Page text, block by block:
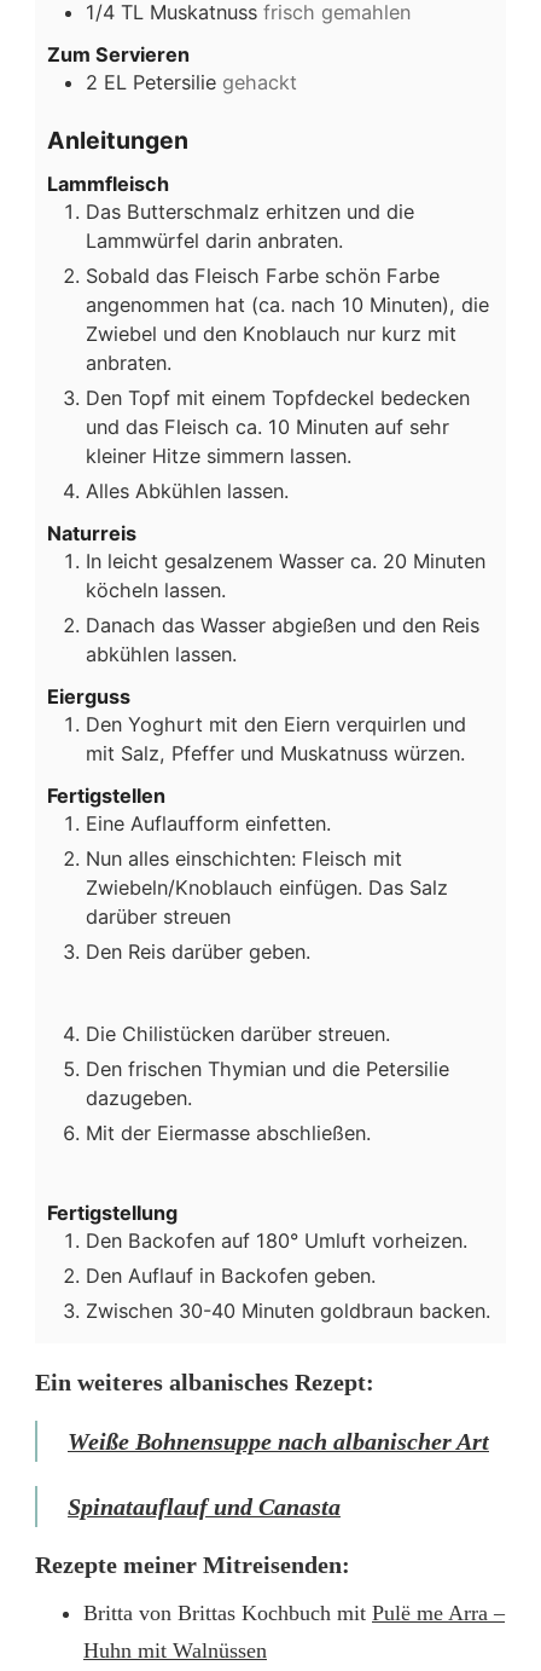
1/4 TL Muskatnuss frisch gemahlen
Zum Servieren
2 EL Petersilie gehackt
Anleitungen
Lammfleisch
Das Butterschmalz erhitzen und die
Lammwürfel darin anbraten.
Sobald das Fleisch Farbe schön Farbe
angenommen hat (ca. nach 10 Minuten), die
Zwiebel und den Knoblauch nur kurz mit
anbraten.
Den Topf mit einem Topfdeckel bedecken
und das Fleisch ca. 10 Minuten auf sehr
kleiner Hitze simmern lassen.
Alles Abkühlen lassen.
Naturreis
In leicht gesalzenem Wasser ca. 20 Minuten
köcheln lassen.
Danach das Wasser abgießen und den Reis
abkühlen lassen.
Eierguss
Den Yoghurt mit den Eiern verquirlen und
mit Salz, Pfeffer und Muskatnuss würzen.
Fertigstellen
Eine Auflaufform einfetten.
Nun alles einschichten: Fleisch mit
Zwiebeln/Knoblauch einfügen. Das Salz
darüber streuen
Den Reis darüber geben.
Die Chilistücken darüber streuen.
Den frischen Thymian und die Petersilie
dazugeben.
Mit der Eiermasse abschließen.
Fertigstellung
Den Backofen auf 180° Umluft vorheizen.
Den Auflauf in Backofen geben.
Zwischen 30-40 Minuten goldbraun backen.
Ein weiteres albanisches Rezept:
Weiße Bohnensuppe nach albanischer Art
Spinatauflauf und Canasta
Rezepte meiner Mitreisenden:
Britta von Brittas Kochbuch mit Pulë me Arra –
Huhn mit Walnüssen